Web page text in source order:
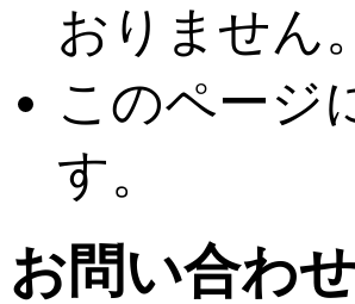
おりません。
このページ
す。
お問い合わせ